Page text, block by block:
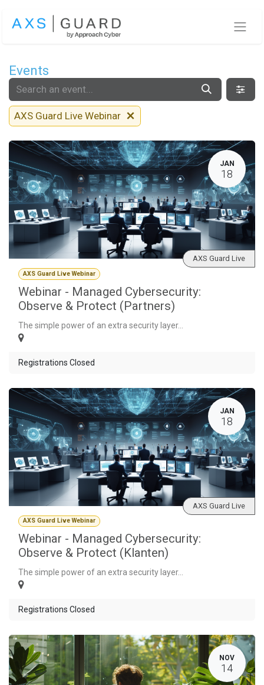
Events
AXS Guard Live Webinar
JAN
18
AXS Guard Live Webinar
Webinar - Managed Cybersecurity:
Observe & Protect (Partners)
The simple power of an extra security layer...
AXS Guard Live
Registrations Closed
JAN
18
AXS Guard Live Webinar
Webinar - Managed Cybersecurity:
Observe & Protect (Klanten)
The simple power of an extra security layer...
AXS Guard Live
Registrations Closed
NOV
14